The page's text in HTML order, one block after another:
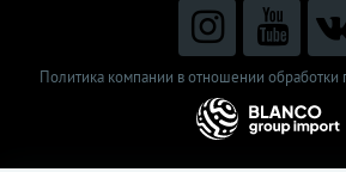
Политика компании в отношении